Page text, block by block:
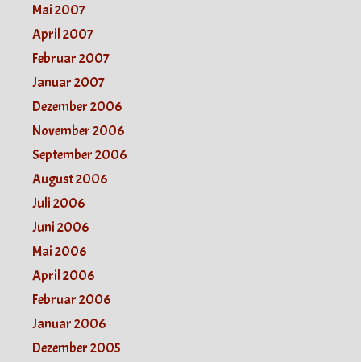
Mai 2007
April 2007
Februar 2007
Januar 2007
Dezember 2006
November 2006
September 2006
August 2006
Juli 2006
Juni 2006
Mai 2006
April 2006
Februar 2006
Januar 2006
Dezember 2005